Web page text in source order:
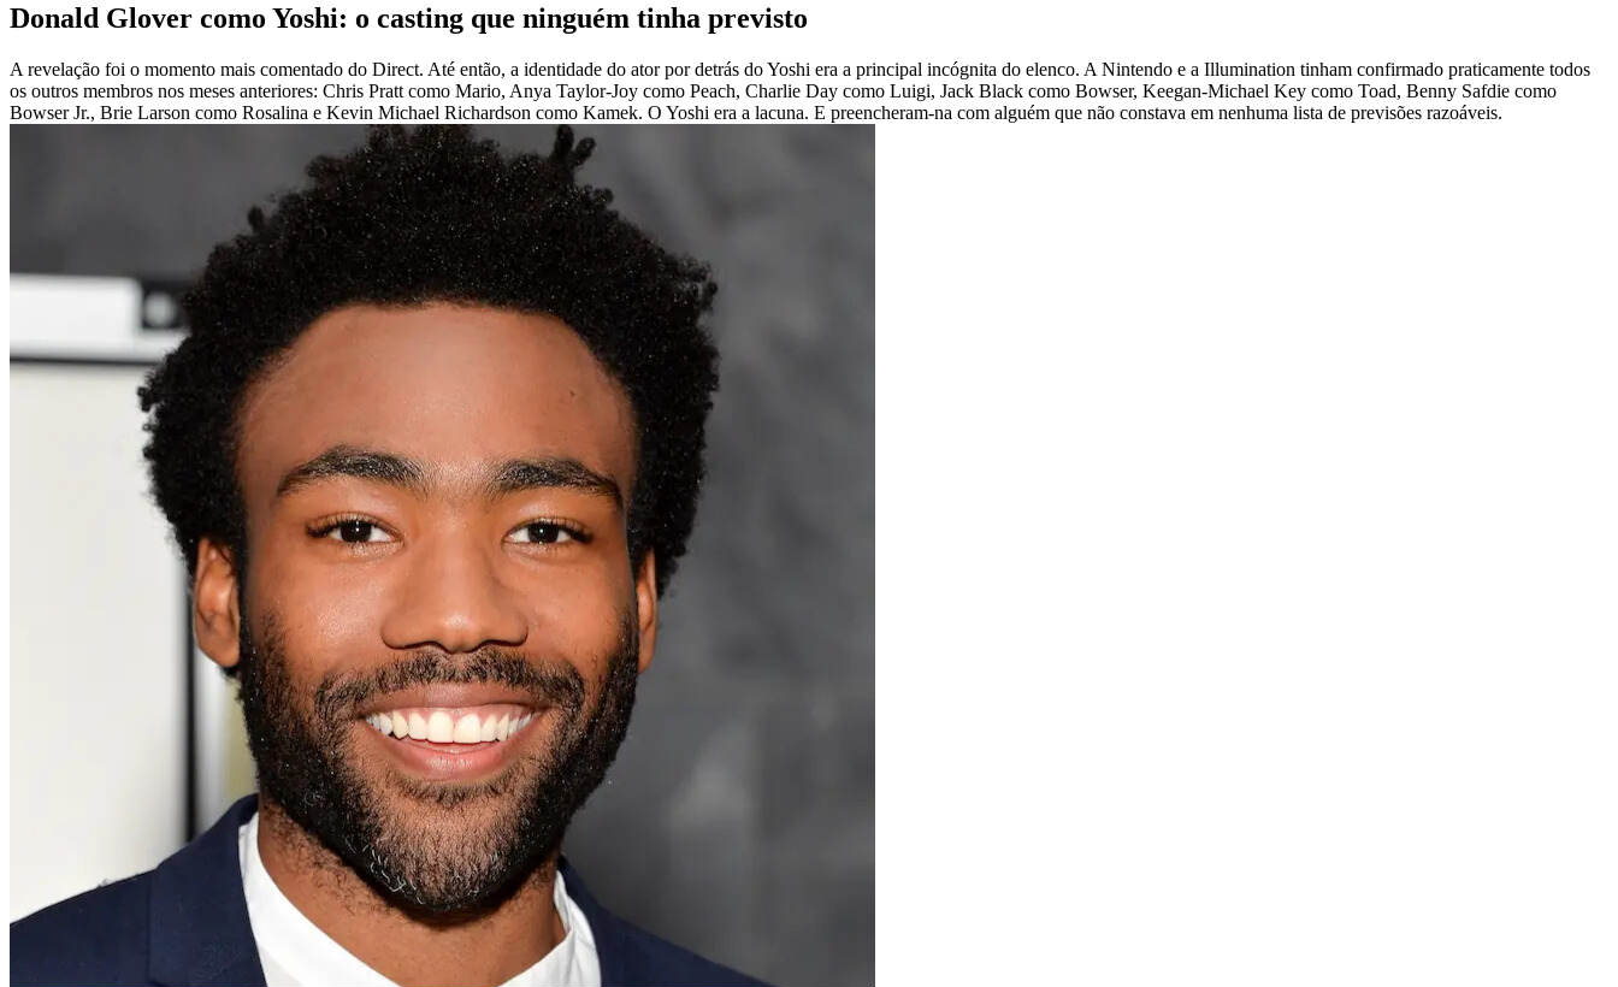
Donald Glover como Yoshi: o casting que ninguém tinha previsto
A revelação foi o momento mais comentado do Direct. Até então, a identidade do ator por detrás do Yoshi era a principal incógnita do elenco. A Nintendo e a Illumination tinham confirmado praticamente todos
os outros membros nos meses anteriores: Chris Pratt como Mario, Anya Taylor-Joy como Peach, Charlie Day como Luigi, Jack Black como Bowser, Keegan-Michael Key como Toad, Benny Safdie como
Bowser Jr., Brie Larson como Rosalina e Kevin Michael Richardson como Kamek. O Yoshi era a lacuna. E preencheram-na com alguém que não constava em nenhuma lista de previsões razoáveis.